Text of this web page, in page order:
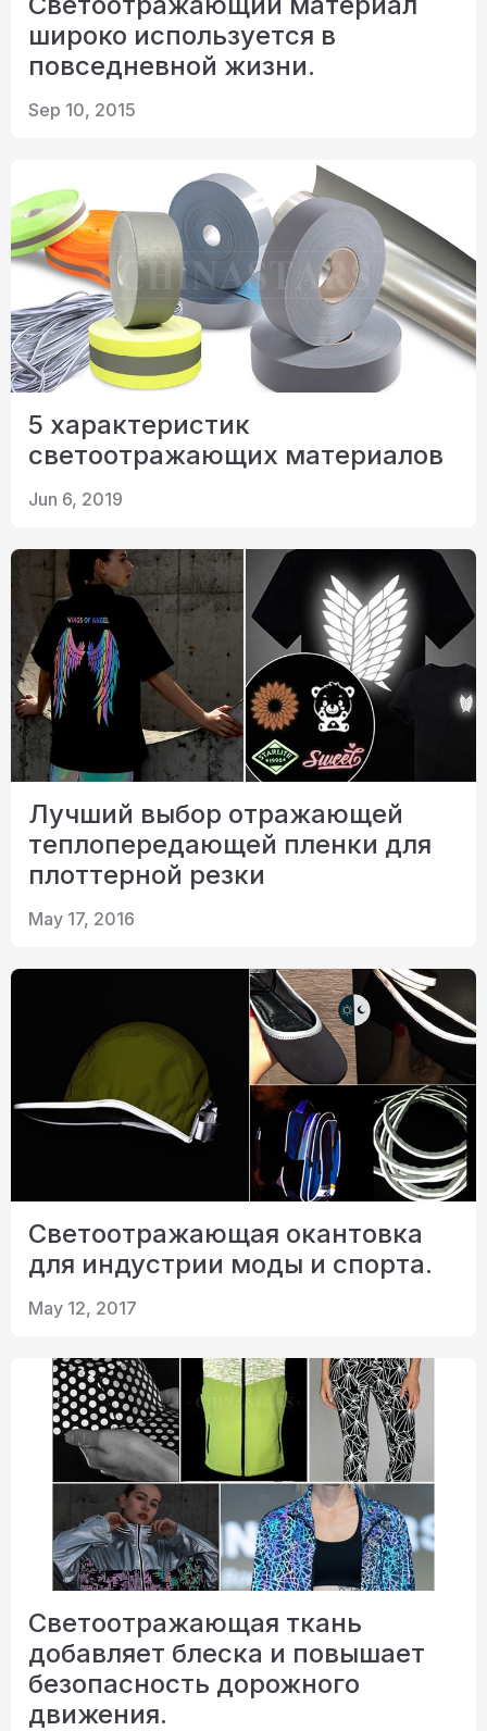
широко используется в
повседневной жизни.
Sep 10, 2015
5 характеристик
светоотражающих материалов
Jun 6, 2019
Лучший выбор отражающей
теплопередающей пленки для
плоттерной резки
May 17, 2016
Светоотражающая окантовка
для индустрии моды и спорта.
May 12, 2017
Светоотражающая ткань
добавляет блеска и повышает
безопасность дорожного
движения.